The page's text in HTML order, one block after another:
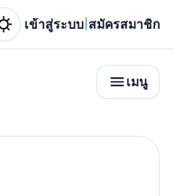
เข้าสู่ระบบ สมัครสมาชิก
เมนู